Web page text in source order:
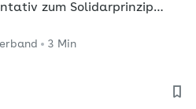
zum Solidarprinzip
3 Min